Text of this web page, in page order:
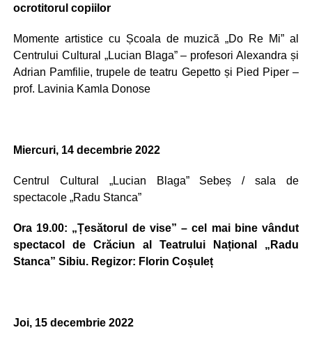
ocrotitorul copiilor
Momente artistice cu Școala de muzică „Do Re Mi” al
Centrului Cultural „Lucian Blaga” – profesori Alexandra și
Adrian Pamfilie, trupele de teatru Gepetto și Pied Piper –
prof. Lavinia Kamla Donose
Miercuri, 14 decembrie 2022
Centrul Cultural „Lucian Blaga” Sebeș / sala de
spectacole „Radu Stanca”
Ora 19.00: „Țesătorul de vise” – cel mai bine vândut
spectacol de Crăciun al Teatrului Național „Radu
Stanca” Sibiu. Regizor: Florin Coșuleț
Joi, 15 decembrie 2022